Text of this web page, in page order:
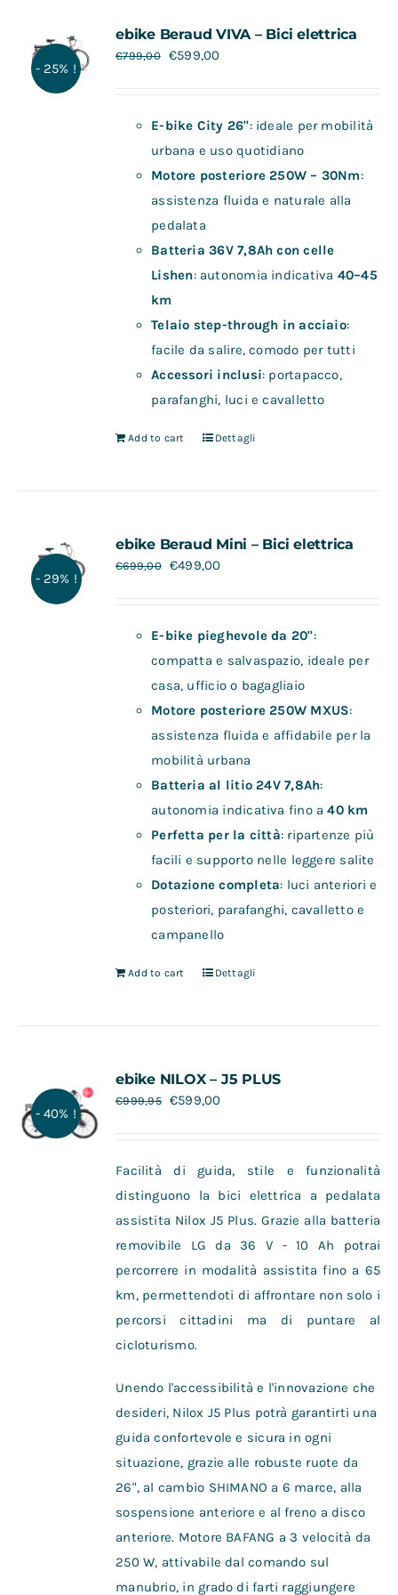
- 25% !
ebike Beraud VIVA – Bici elettrica
€799,00 €599,00
E-bike City 26": ideale per mobilità
urbana e uso quotidiano
Motore posteriore 250W – 30Nm:
assistenza fluida e naturale alla
pedalata
Batteria 36V 7,8Ah con celle
Lishen: autonomia indicativa 40–45
km
Telaio step-through in acciaio:
facile da salire, comodo per tutti
Accessori inclusi: portapacco,
parafanghi, luci e cavalletto
Add to cart Dettagli
- 29% !
ebike Beraud Mini – Bici elettrica
€699,00 €499,00
E-bike pieghevole da 20":
compatta e salvaspazio, ideale per
casa, ufficio o bagagliaio
Motore posteriore 250W MXUS:
assistenza fluida e affidabile per la
mobilità urbana
Batteria al litio 24V 7,8Ah:
autonomia indicativa fino a40 km
Perfetta per la città: ripartenze più
facili e supporto nelle leggere salite
Dotazione completa: luci anteriori e
posteriori, parafanghi, cavalletto e
campanello
Add to cart Dettagli
- 40% !
ebike NILOX – J5 PLUS
€999,95 €599,00
Facilità di guida, stile e funzionalità
distinguono la bici elettrica a pedalata
assistita Nilox J5 Plus. Grazie alla batteria
removibile LG da 36 V - 10 Ah potrai
percorrere in modalità assistita fino a 65
km, permettendoti di affrontare non solo i
percorsi cittadini ma di puntare al
cicloturismo.
Unendo l'accessibilità e l'innovazione che
desideri, Nilox J5 Plus potrà garantirti una
guida confortevole e sicura in ogni
situazione, grazie alle robuste ruote da
26", al cambio SHIMANO a 6 marce, alla
sospensione anteriore e al freno a disco
anteriore. Motore BAFANG a 3 velocità da
250 W, attivabile dal comando sul
manubrio, in grado di farti raggiungere